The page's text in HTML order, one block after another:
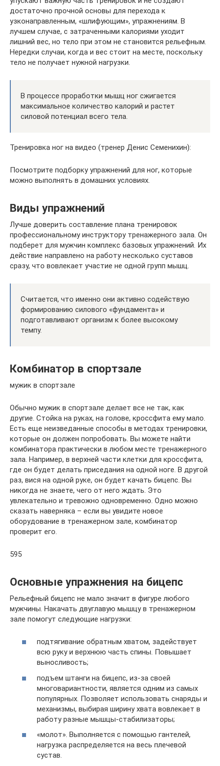
достаточно прочной основы для перехода к
узконаправленным, «шлифующим», упражнениям. В
лучшем случае, с затраченными калориями уходит
лишний вес, но тело при этом не становится рельефным.
Нередки случаи, когда и вес стоит на месте, поскольку
тело не получает нужной нагрузки.
В процессе проработки мышц ног сжигается
максимальное количество калорий и растет
силовой потенциал всего тела.
Тренировка ног на видео (тренер Денис Семенихин):
Посмотрите подборку упражнений для ног, которые
можно выполнять в домашних условиях.
Виды упражнений
Лучше доверить составление плана тренировок
профессиональному инструктору тренажерного зала. Он
подберет для мужчин комплекс базовых упражнений. Их
действие направлено на работу несколько суставов
сразу, что вовлекает участие не одной групп мышц.
Считается, что именно они активно содействую
формированию силового «фундамента» и
подготавливают организм к более высокому
темпу.
Комбинатор в спортзале
мужик в спортзале
Обычно мужик в спортзале делает все не так, как
другие. Стойка на руках, на голове, кроссфита ему мало.
Есть еще неизведанные способы в методах тренировки,
которые он должен попробовать. Вы можете найти
комбинатора практически в любом месте тренажерного
зала. Например, в верхней части клетки для кроссфита,
где он будет делать приседания на одной ноге. В другой
раз, вися на одной руке, он будет качать бицепс. Вы
никогда не знаете, чего от него ждать. Это
увлекательно и тревожно одновременно. Одно можно
сказать наверняка – если вы увидите новое
оборудование в тренажерном зале, комбинатор
проверит его.
595
Основные упражнения на бицепс
Рельефный бицепс не мало значит в фигуре любого
мужчины. Накачать двуглавую мышцу в тренажерном
зале помогут следующие нагрузки:
подтягивание обратным хватом, задействует
всю руку и верхнюю часть спины. Повышает
выносливость;
подъем штанги на бицепс, из-за своей
многовариантности, является одним из самых
популярных. Позволяет использовать снаряды и
механизмы, выбирая ширину хвата вовлекает в
работу разные мышцы-стабилизаторы;
«молот». Выполняется с помощью гантелей,
нагрузка распределяется на весь плечевой
сустав.